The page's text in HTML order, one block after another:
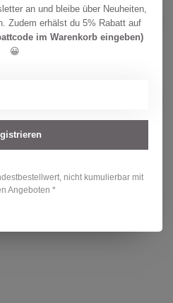
T-shirt
34,90
CHF
24,90
PRTAline
Produkt?
Bestellung? Kontaktiere unseren
an und bleibe über Neuheiten,
Zudem erhälst du 5% Rabatt auf
im Warenkorb eingeben)
😀
nicht kumulierbar mit
Angeboten *